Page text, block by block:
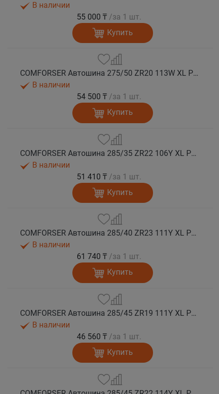
В наличии
55 000 ₸ /за 1 шт.
Купить
COMFORSER Автошина 275/50 ZR20 113W XL PURESPEED лето
В наличии
54 500 ₸ /за 1 шт.
Купить
COMFORSER Автошина 285/35 ZR22 106Y XL PURESPEED лето
В наличии
51 410 ₸ /за 1 шт.
Купить
COMFORSER Автошина 285/40 ZR23 111Y XL PURESPEED лето
В наличии
61 740 ₸ /за 1 шт.
Купить
COMFORSER Автошина 285/45 ZR19 111Y XL PURESPEED лето
В наличии
46 560 ₸ /за 1 шт.
Купить